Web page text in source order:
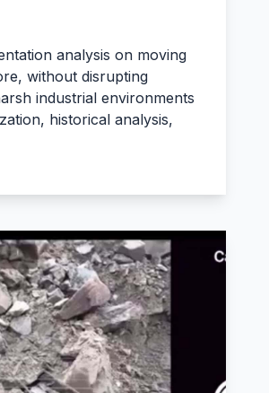
analysis on moving
without disrupting
industrial environments
historical analysis,